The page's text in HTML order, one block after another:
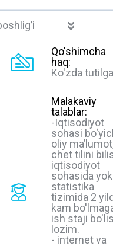
Qo'shimcha
haq:
Ko'zda
Malakaviy
talablar:
-Iqtisodiyot
sohasi
oliy
chet tilini
iqtisodiyot
sohasida
statistika
tizimida 2
kam
ish staji
lozim.
- internet va